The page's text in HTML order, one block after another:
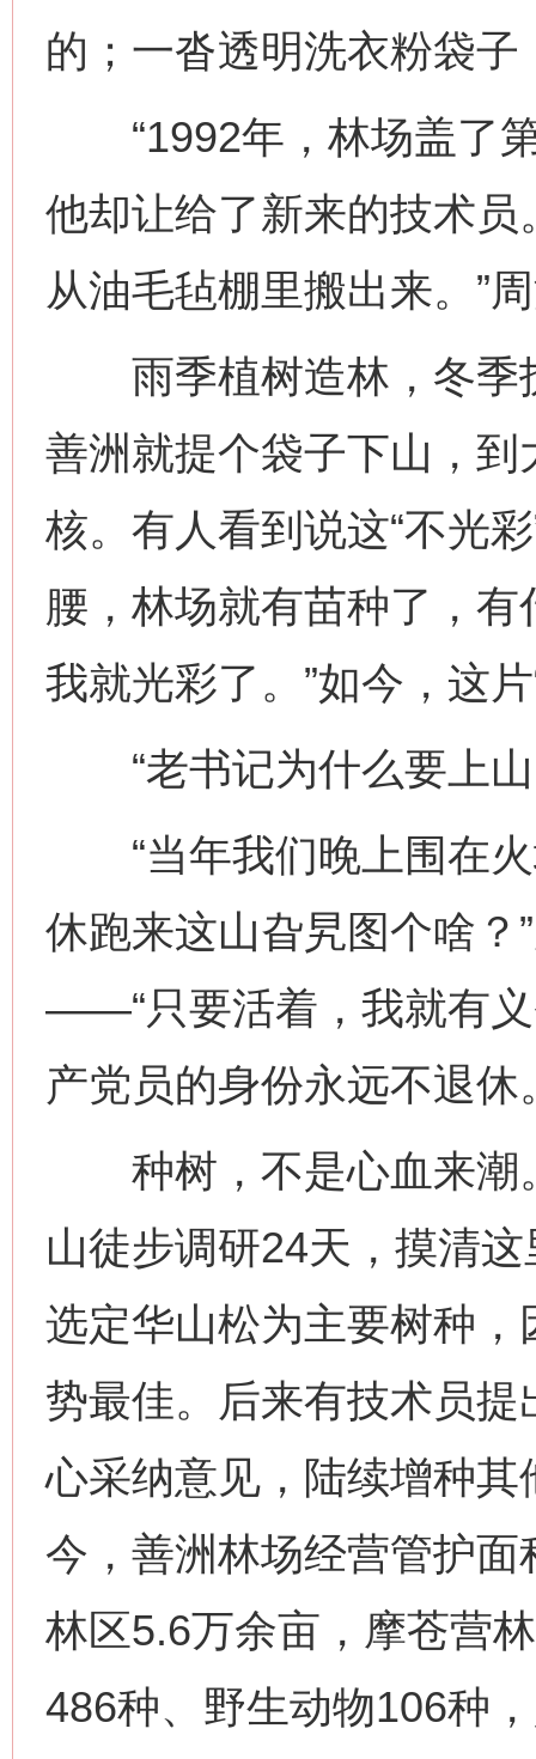
的；一沓透明洗衣粉袋
“1992年，林场盖了第
他却让给了新来的技术
从油毛毡棚里搬出来。”
雨季植树造林，冬季
善洲就提个袋子下山，
核。有人看到说这“不光
腰，林场就有苗种了，
我就光彩了。”如今，这
“老书记为什么要上山‘
“当年我们晚上围在火
休跑来这山旮旯图个啥？
——“只要活着，我就有
产党员的身份永远不退休
种树，不是心血来潮
山徒步调研24天，摸清
选定华山松为主要树种
势最佳。后来有技术员
心采纳意见，陆续增种
今，善洲林场经营管护
林区5.6万余亩，摩苍营
486种、野生动物106种